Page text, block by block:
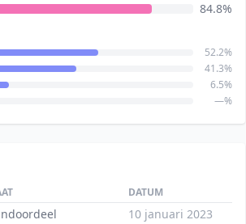
84.8%
52.2%
41.3%
6.5%
—%
DATUM
10 januari 2023